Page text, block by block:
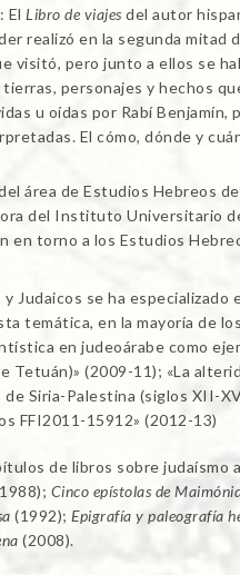
: El Libro de viajes del autor
realizó en la segunda mitad
visitó, pero junto a ellos se
personajes y hechos
u oídas por Rabí Benjamín,
El cómo, dónde y
área de Estudios Hebreos
del Instituto Universitario
en torno a los Estudios
Judaicos se ha
temática, en la mayoría de
en judeoárabe como
Tetuán)» (2009-11); «La
Siria-Palestina (siglos XII-
FFI2011-15912» (2012-13)
de libros sobre judaísmo
Cinco epístolas de
(1992); Epigrafía y paleografía
(2008).